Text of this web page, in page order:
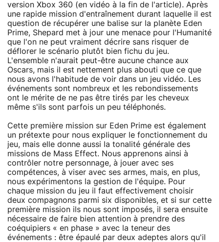
version Xbox 360 (en vidéo à la fin de l'article). Après
une rapide mission d'entraînement durant laquelle il est
question de récupérer une balise sur la planète Eden
Prime, Shepard met à jour une menace pour l'Humanité
que l'on ne peut vraiment décrire sans risquer de
déflorer le scénario plutôt bien fichu du jeu.
L'ensemble n'aurait peut-être aucune chance aux
Oscars, mais il est nettement plus abouti que ce que
nous avons l'habitude de voir dans un jeu vidéo. Les
événements sont nombreux et les rebondissements
ont le mérite de ne pas être tirés par les cheveux
même s'ils sont parfois un peu téléphonés.
Cette première mission sur Eden Prime est également
un prétexte pour nous expliquer le fonctionnement du
jeu, mais elle donne aussi la tonalité générale des
missions de Mass Effect. Nous apprenons ainsi à
contrôler notre personnage, à jouer avec ses
compétences, à viser avec ses armes, mais, en plus,
nous expérimentons la gestion de l'équipe. Pour
chaque mission du jeu il faut effectivement choisir
deux compagnons parmi six disponibles, et si sur cette
première mission ils nous sont imposés, il sera ensuite
nécessaire de faire bien attention à prendre des
coéquipiers « en phase » avec la teneur des
événements : être épaulé par deux adeptes alors qu'il